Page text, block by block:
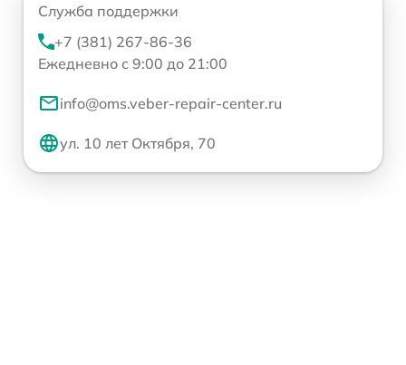
Служба поддержки
+7 (381) 267-86-36
Ежедневно с 9:00 до 21:00
info@oms.veber-repair-center.ru
ул. 10 лет Октября, 70